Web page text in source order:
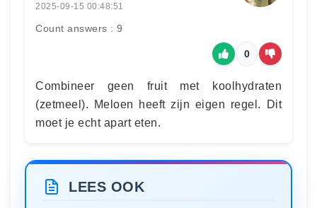
2025-09-15 00:48:51
Count answers : 9
0
Combineer geen fruit met koolhydraten
(zetmeel). Meloen heeft zijn eigen regel. Dit
moet je echt apart eten.
LEES OOK